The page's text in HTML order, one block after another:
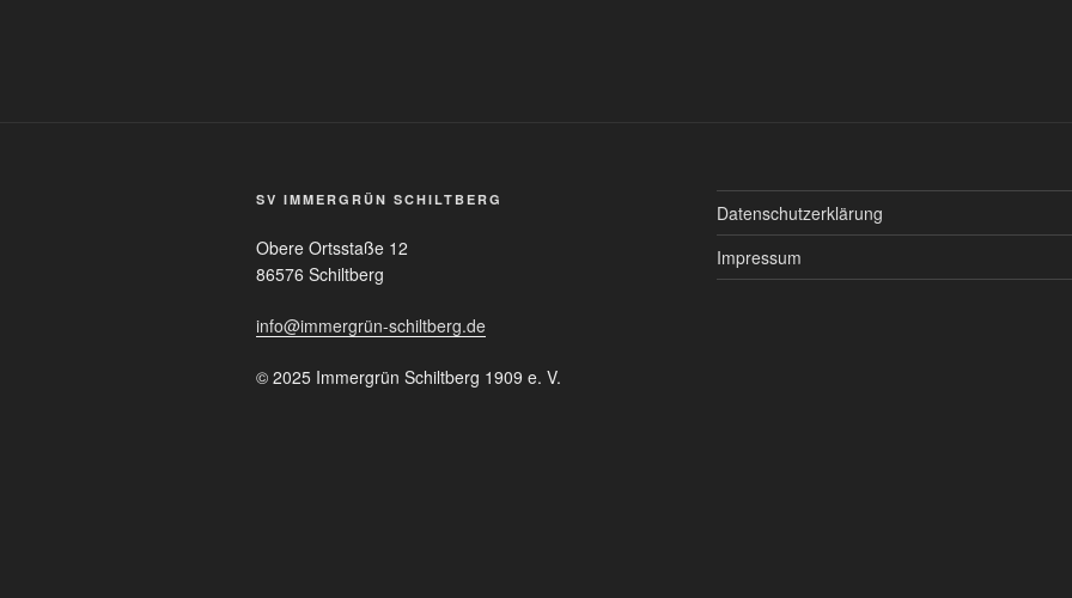
SV IMMERGRÜN SCHILTBERG
Obere Ortsstaße 12
86576 Schiltberg
info@immergrün-schiltberg.de
© 2025 Immergrün Schiltberg 1909 e. V.
Datenschutzerklärung
Impressum